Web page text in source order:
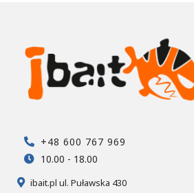
+48 600 767 969
10.00 - 18.00
ibait.pl ul. Puławska 430